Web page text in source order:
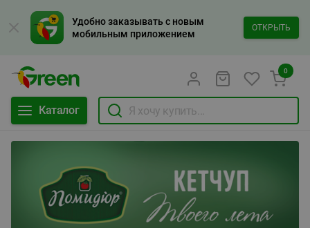
Удобно заказывать с новым
мобильным приложением
ОТКРЫТЬ
Каталог
0